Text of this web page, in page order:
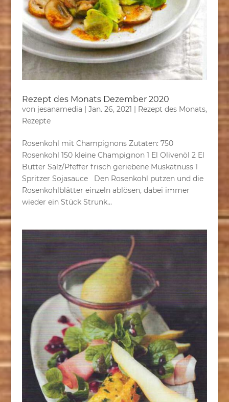
Rezept des Monats Dezember 2020
von jesanamedia Jan. 26, 2021 Rezept des Monats,
Rezepte
Rosenkohl mit Champignons Zutaten: 750
Rosenkohl 150 kleine Champignon 1 El Olivenöl 2 El
Butter Salz/Pfeffer frisch geriebene Muskatnuss 1
Spritzer Sojasauce Den Rosenkohl putzen und die
Rosenkohlblätter einzeln ablösen, dabei immer
wieder ein Stück Strunk...